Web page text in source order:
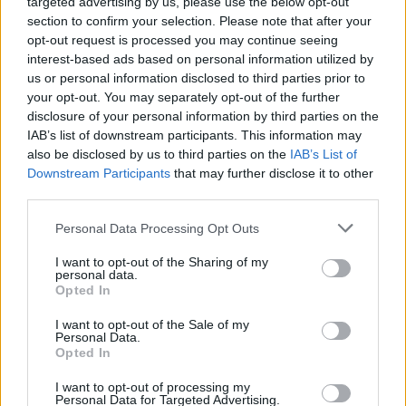
section to confirm your selection. Please note that after your
opt-out request is processed you may continue seeing
interest-based ads based on personal information utilized by
us or personal information disclosed to third parties prior to
your opt-out. You may separately opt-out of the further
disclosure of your personal information by third parties on the
IAB’s list of downstream participants. This information may
also be disclosed by us to third parties on the IAB’s List of
Downstream Participants that may further disclose it to other
Personal Data Processing Opt Outs
I want to opt-out of the Sharing of my
personal data.
Opted In
I want to opt-out of the Sale of my
Personal Data.
Opted In
I want to opt-out of processing my
Personal Data for Targeted Advertising.
korlátozza az adatkezelést, ha az alábbi feltételek
valamelyike teljesül:
az érintett vitatja a személyes adatok pontosságát, ez
esetben a korlátozás arra az időtartamra
vonatkozik, amely lehetővé teszi, a személyes adatok
pontosságának ellenőrzését;
az adatkezelés jogellenes, és az érintett ellenzi az
adatok törlését, és ehelyett kéri azok felhasználásának
korlátozását;
az adatkezelőnek már nincs szüksége a személyes
adatokra adatkezelés céljából, de az érintett igényli
azokat jogi igények előterjesztéséhez,
érvényesítéséhez vagy védelméhez; vagy
az érintett tiltakozott az adatkezelés ellen; ez esetben a
korlátozás arra az időtartamra vonatkozik, amíg
megállapításra nem kerül, hogy az adatkezelő jogos
indokai elsőbbséget élveznek-e az érintett jogos
indokaival szemben.